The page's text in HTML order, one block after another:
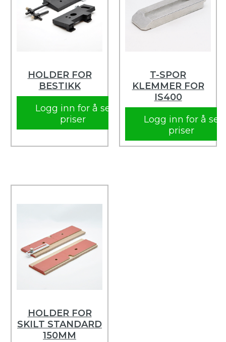
HOLDER FOR
BESTIKK
Logg inn for å se
priser
T-SPOR
KLEMMER FOR
IS400
Logg inn for å se
priser
HOLDER FOR
SKILT STANDARD
150MM